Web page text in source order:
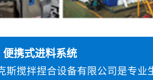
便携式进料系统